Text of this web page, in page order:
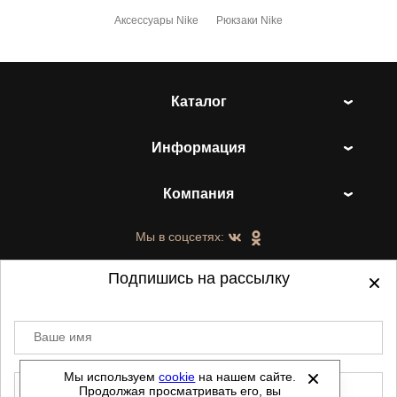
Аксессуары Nike Рюкзаки Nike
Каталог
Информация
Компания
Мы в соцсетях:
©2021-2026 - ShoesTown.ru - все права
защищены.
Данный сайт не является интернет магазином и
Мы используемcookie на нашем сайте.
Продолжая просматривать его, вы
Подпишись на рассылку
Ваше имя